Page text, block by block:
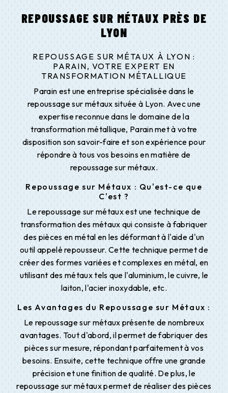
REPOUSSAGE SUR MÉTAUX PRÈS DE
LYON
REPOUSSAGE SUR MÉTAUX À LYON :
PARAIN, VOTRE EXPERT EN
TRANSFORMATION MÉTALLIQUE
Parain est une entreprise spécialisée dans le
repoussage sur métaux située à Lyon. Avec une
expertise reconnue dans le domaine de la
transformation métallique, Parain met à votre
disposition son savoir-faire et son expérience pour
répondre à tous vos besoins en matière de
repoussage sur métaux.
Repoussage sur Métaux : Qu'est-ce que
C'est ?
Le repoussage sur métaux est une technique de
transformation des métaux qui consiste à fabriquer
des pièces en métal en les déformant à l'aide d'un
outil appelé repousseur. Cette technique permet de
créer des formes variées et complexes en métal, en
utilisant des métaux tels que l'aluminium, le cuivre, le
laiton, l'acier inoxydable, etc.
Les Avantages du Repoussage sur Métaux :
Le repoussage sur métaux présente de nombreux
avantages. Tout d'abord, il permet de fabriquer des
pièces sur mesure, répondant parfaitement à vos
besoins. Ensuite, cette technique offre une grande
précision et une finition de qualité. De plus, le
repoussage sur métaux permet de réaliser des pièces